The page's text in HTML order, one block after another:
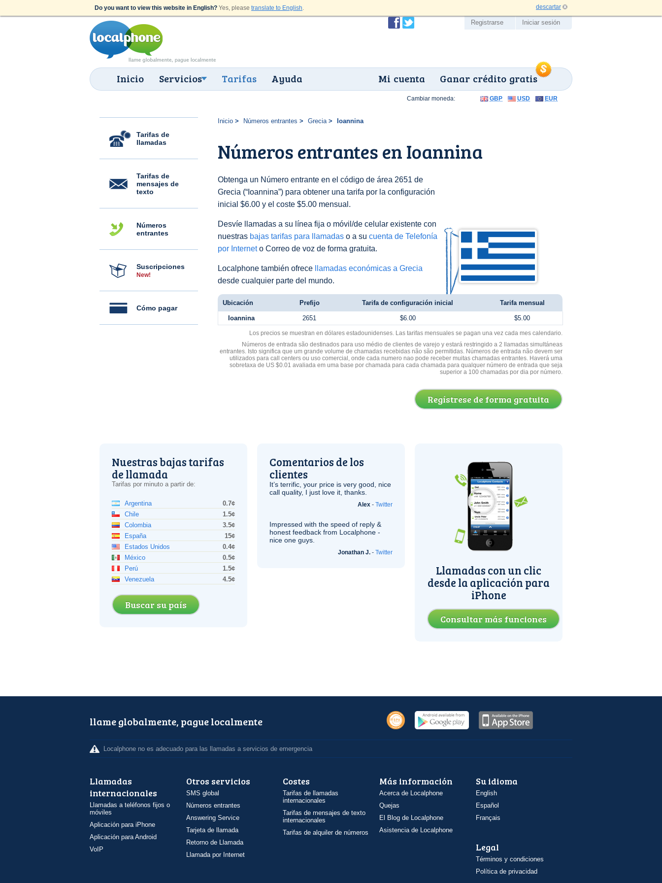
Do you want to view this website in English? Yes, please translate to English. descartar
Inicio Servicios Tarifas Ayuda Ganar crédito gratis
Mi cuenta
Registrarse Iniciar sesión
Tarifas de
llamadas
Tarifas de
mensajes de
texto
Números
entrantes
Suscripciones
New!
Cómo pagar
Inicio Números entrantes Grecia Ioannina
Números entrantes en Ioannina
Obtenga un Número entrante en el código de área 2651 de
Grecia (“Ioannina”) para obtener una tarifa por la configuración
inicial $6.00 y el coste $5.00 mensual.
Desvíe llamadas a su línea fija o móvil/de celular existente con
nuestras bajas tarifas para llamadas o a su cuenta de Telefonía
por Interneto Correo de voz de forma gratuita.
Localphone también ofrece
llamadas económicas a Grecia
desde cualquier parte del mundo.
Cambiar moneda: GBP USD EUR
Ubicación Prefijo Tarifa de configuración inicial Tarifa mensual
Ioannina 2651 $6.00 $5.00
Los precios se muestran en dólares estadounidenses. Las tarifas mensuales se pagan una vez cada mes calendario.
Números de entrada são destinados para uso médio de clientes de varejo y estará restringido a 2 llamadas simultáneas
entrantes. Isto significa que um grande volume de chamadas recebidas não são permitidas. Números de entrada não devem ser
utilizados para call centers ou uso comercial, onde cada numero nao pode receber muitas chamadas entrantes. Haverá uma
sobretaxa de US $0.01 avaliada em uma base por chamada para cada chamada para qualquer número de entrada que seja
superior a 100 chamadas por dia por número.
Regístrese de forma gratuita
Nuestras bajas tarifas
de llamada
Tarifas por minuto a partir de:
Argentina
0.7¢
Chile
1.5¢
Colombia
3.5¢
España
15¢
Estados Unidos
0.4¢
México
0.5¢
Perú
1.5¢
Venezuela
4.5¢
Buscar su país
Comentarios de los
clientes
It’s terrific, your price is very good, nice
call quality, I just love it, thanks.
Alex - Twitter
Impressed with the speed of reply &
honest feedback from Localphone -
nice one guys.
Jonathan J. - Twitter
Llamadas con un clic
desde la aplicación para
iPhone
Consultar más funciones
llame globalmente, pague localmente
Localphone no es adecuado para las llamadas a servicios de emergencia
Llamadas
internacionales
Llamadas a teléfonos fijos o
móviles
Aplicación para iPhone
Aplicación para Android
VoIP
Otros servicios
SMS global
Números entrantes
Answering Service
Tarjeta de llamada
Retorno de Llamada
Llamada por Internet
Costes
Tarifas de llamadas
internacionales
Tarifas de mensajes de texto
internacionales
Tarifas de alquiler de números
Más información
Acerca de Localphone
Quejas
El Blog de Localphone
Asistencia de Localphone
Su idioma
English
Español
Français
Legal
Términos y condiciones
Política de privacidad